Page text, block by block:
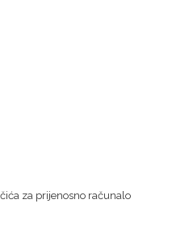
za prijenosno računalo